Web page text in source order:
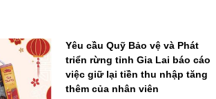
Yêu cầu Quỹ Bảo vệ và Phát
triển rừng tỉnh Gia Lai báo cáo
việc giữ lại tiền thu nhập tăng
thêm của nhân viên